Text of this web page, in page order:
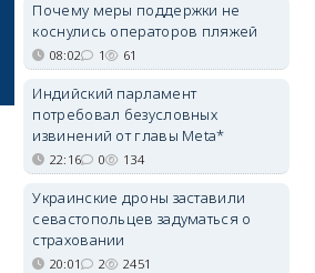
Почему меры поддержки не
коснулись операторов пляжей
08:02 1 61
Индийский парламент
потребовал безусловных
извинений от главы Meta*
22:16 0 134
Украинские дроны заставили
севастопольцев задуматься о
страховании
20:01 2 2451